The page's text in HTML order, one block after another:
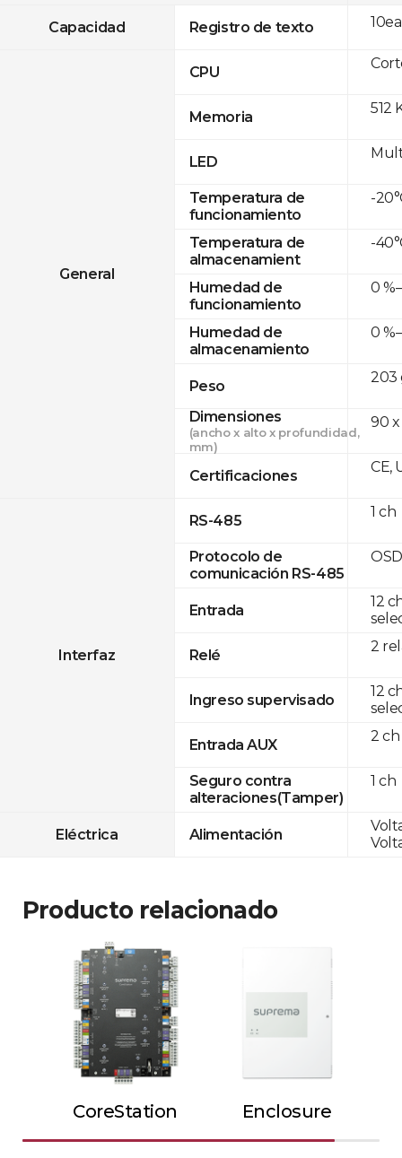
Capacidad Registro de texto
General
CPU
Memoria
LED
Temperatura de
funcionamiento
Temperatura de
almacenamient
Humedad de
funcionamiento
Humedad de
almacenamiento
Peso
Dimensiones
(ancho x alto x profundidad,
mm)
Certificaciones
Interfaz
RS-485
Protocolo de
comunicación RS-485
Entrada
Relé
Ingreso supervisado
Entrada AUX
Seguro contra
alteraciones(Tamper)
Eléctrica Alimentación
512
-
-
0
0
203
90 x
CE,
1 ch
12
2
12
2 ch
1 ch
Producto relacionado
CoreStation Enclosure